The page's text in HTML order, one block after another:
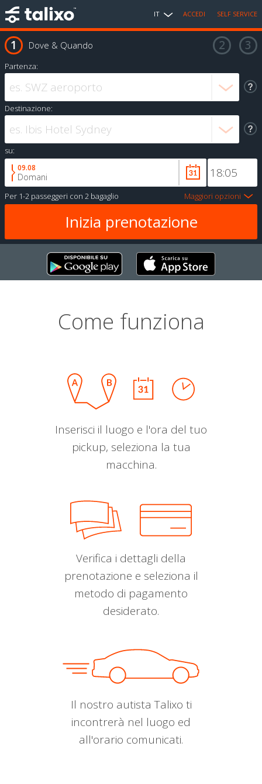
IT ACCEDI SELF SERVICE
Dove & Quando
Partenza:
Destinazione:
su:
09.08
Domani
Per 1-2 passeggeri con 2 bagaglio Maggiori opzioni
Come funziona
Inserisci il luogo e l'ora del tuo
pickup, seleziona la tua
macchina.
Verifica i dettagli della
prenotazione e seleziona il
metodo di pagamento
desiderato.
Il nostro autista Talixo ti
incontrerà nel luogo ed
all'orario comunicati.